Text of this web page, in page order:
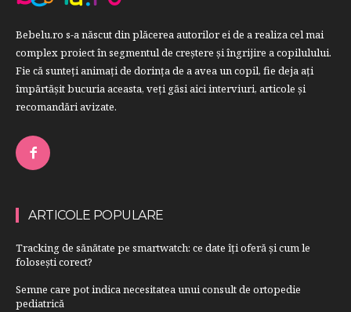
Bebelu.ro s-a născut din plăcerea autorilor ei de a realiza cel mai
complex proiect în segmentul de creştere şi îngrijire a copilulului.
Fie că sunteţi animaţi de dorinţa de a avea un copil, fie deja aţi
împărtăşit bucuria aceasta, veți găsi aici interviuri, articole şi
recomandări avizate.
ARTICOLE POPULARE
Tracking de sănătate pe smartwatch: ce date îți oferă și cum le
folosești corect?
Semne care pot indica necesitatea unui consult de ortopedie
pediatrică